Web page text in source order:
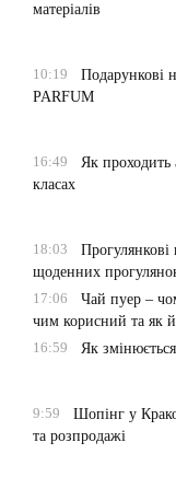
матеріалів
10:19
Подарункові
PARFUM
16:49
Як проходить
класах
18:03
Прогулянкові
щоденних
17:06
Чай пуер –
чим корисний та як
16:59
Як
9:59
Шопінг у
та розпродажі